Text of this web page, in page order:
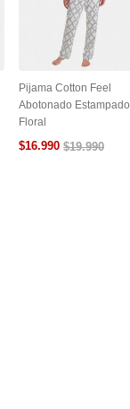
Pijama Cotton Feel
Abotonado Estampado
Floral
$16.990 $19.990